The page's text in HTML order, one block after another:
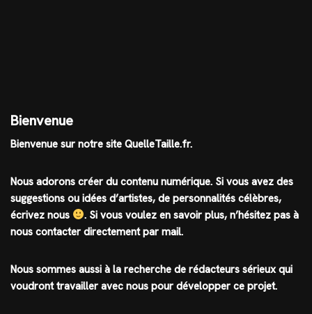
Bienvenue
Bienvenue sur notre site QuelleTaille.fr.
Nous adorons créer du contenu numérique. Si vous avez des
suggestions ou idées d’artistes, de personnalités célèbres,
écrivez nous
. Si vous voulez en savoir plus, n’hésitez pas à
nous contacter directement par mail.
Nous sommes aussi à la recherche de rédacteurs sérieux qui
voudront travailler avec nous pour développer ce projet.